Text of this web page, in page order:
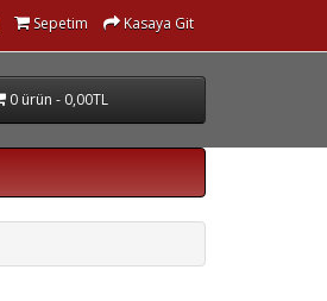
Sepetim Kasaya Git
0 ürün - 0,00TL